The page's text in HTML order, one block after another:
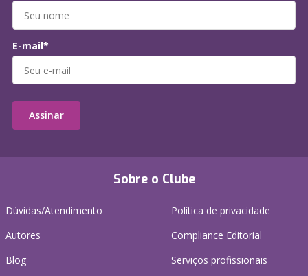
Sobre o Clube
Dúvidas/Atendimento
Autores
Blog
Política de privacidade
Compliance Editorial
Serviços profissionais
E-mail*
Assinar